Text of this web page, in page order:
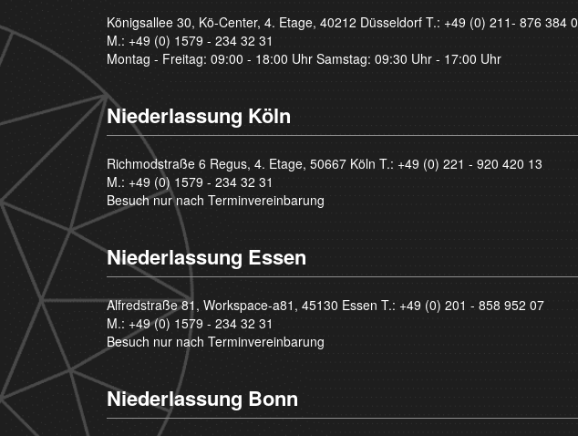
Königsallee 30, Kö-Center, 4. Etage, 40212 Düsseldorf T.: +49 (0) 211- 876 384 0
M.: +49 (0) 1579 - 234 32 31
Montag - Freitag: 09:00 - 18:00 Uhr Samstag: 09:30 Uhr - 17:00 Uhr
Niederlassung Köln
Richmodstraße 6 Regus, 4. Etage, 50667 Köln T.: +49 (0) 221 - 920 420 13
M.: +49 (0) 1579 - 234 32 31
Besuch nur nach Terminvereinbarung
Niederlassung Essen
Alfredstraße 81, Workspace-a81, 45130 Essen T.: +49 (0) 201 - 858 952 07
M.: +49 (0) 1579 - 234 32 31
Besuch nur nach Terminvereinbarung
Niederlassung Bonn